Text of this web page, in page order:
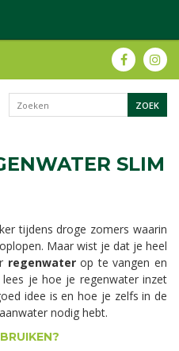
SLIM
tijdens droge zomers waarin
Maar wist je dat je heel
regenwaterop te vangen en
je hoe je regenwater inzet
idee is en hoe je zelfs in de
nodig hebt.